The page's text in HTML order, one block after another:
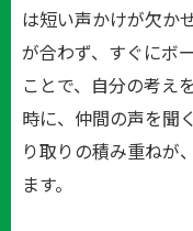
は短い声かけが欠か
が合わず、すぐにボ
ことで、自分の考え
時に、仲間の声を聞
り取りの積み重ねが
ます。